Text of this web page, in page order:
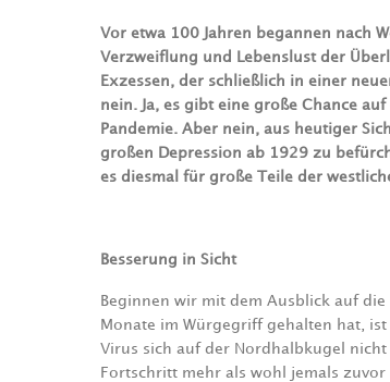
Vor etwa 100 Jahren begannen nach
Verzweiflung und Lebenslust der
Exzessen, der schließlich in einer
nein. Ja, es gibt eine große Chance
Pandemie. Aber nein, aus heutiger
großen Depression ab 1929 zu
es diesmal für große Teile der
Besserung in Sicht
Beginnen wir mit dem Ausblick auf
Monate im Würgegriff gehalten hat,
Virus sich auf der Nordhalbkugel
Fortschritt mehr als wohl jemals